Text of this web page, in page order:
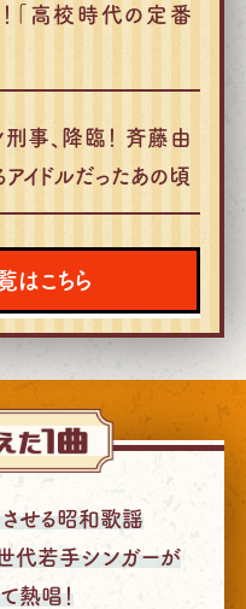
！「高校時代の定番
刑事、降臨！ 斉藤由
イドルだったあの頃
はこちら
させる昭和歌謡
代若手シンガーが
熱唱！